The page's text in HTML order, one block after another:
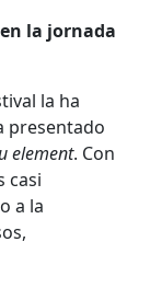
la jornada
la ha
presentado
element. Con
casi
a la